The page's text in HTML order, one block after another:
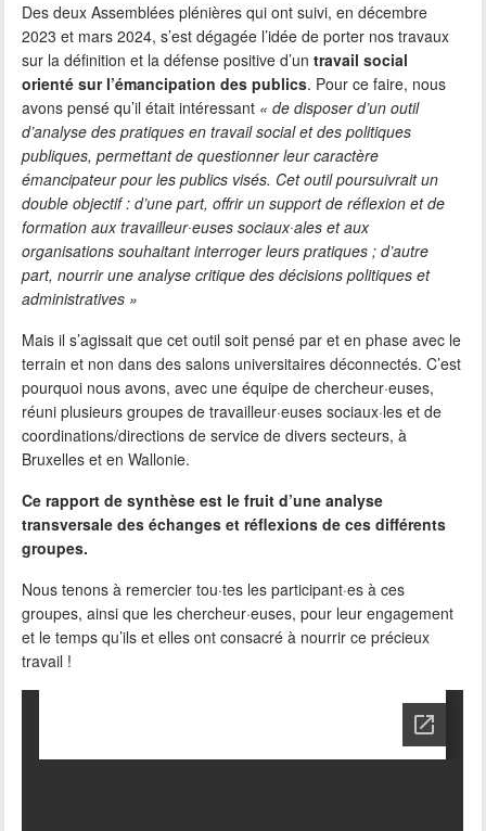
Des deux Assemblées plénières qui ont suivi, en décembre
2023 et mars 2024, s’est dégagée l’idée de porter nos travaux
sur la définition et la défense positive d’untravail social
orienté sur l’émancipation des publics. Pour ce faire, nous
avons pensé qu’il était intéressant « de disposer d’un outil
d’analyse des pratiques en travail social et des politiques
publiques, permettant de questionner leur caractère
émancipateur pour les publics visés. Cet outil poursuivrait un
double objectif : d’une part, offrir un support de réflexion et de
formation aux travailleur∙euses sociaux∙ales et aux
organisations souhaitant interroger leurs pratiques ; d’autre
part, nourrir une analyse critique des décisions politiques et
administratives »
Mais il s’agissait que cet outil soit pensé par et en phase avec le
terrain et non dans des salons universitaires déconnectés. C’est
pourquoi nous avons, avec une équipe de chercheur·euses,
réuni plusieurs groupes de travailleur·euses sociaux·les et de
coordinations/directions de service de divers secteurs, à
Bruxelles et en Wallonie.
Ce rapport de synthèse est le fruit d’une analyse
transversale des échanges et réflexions de ces différents
groupes.
Nous tenons à remercier tou·tes les participant·es à ces
groupes, ainsi que les chercheur·euses, pour leur engagement
et le temps qu’ils et elles ont consacré à nourrir ce précieux
travail !